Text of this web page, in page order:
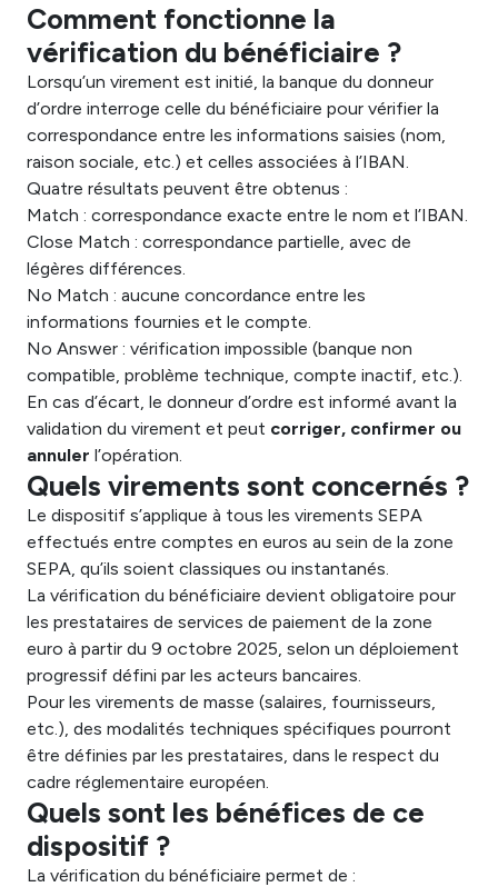
Comment fonctionne la
vérification du bénéficiaire ?
Lorsqu’un virement est initié, la banque du donneur
d’ordre interroge celle du bénéficiaire pour vérifier la
correspondance entre les informations saisies (nom,
raison sociale, etc.) et celles associées à l’IBAN.
Quatre résultats peuvent être obtenus :
Match : correspondance exacte entre le nom et l’IBAN.
Close Match : correspondance partielle, avec de
légères différences.
No Match : aucune concordance entre les
informations fournies et le compte.
No Answer : vérification impossible (banque non
compatible, problème technique, compte inactif, etc.).
En cas d’écart, le donneur d’ordre est informé avant la
validation du virement et peut corriger, confirmer ou
annuler l’opération.
Quels virements sont concernés ?
Le dispositif s’applique à tous les virements SEPA
effectués entre comptes en euros au sein de la zone
SEPA, qu’ils soient classiques ou instantanés.
La vérification du bénéficiaire devient obligatoire pour
les prestataires de services de paiement de la zone
euro à partir du 9 octobre 2025, selon un déploiement
progressif défini par les acteurs bancaires.
Pour les virements de masse (salaires, fournisseurs,
etc.), des modalités techniques spécifiques pourront
être définies par les prestataires, dans le respect du
cadre réglementaire européen.
Quels sont les bénéfices de ce
dispositif ?
La vérification du bénéficiaire permet de :